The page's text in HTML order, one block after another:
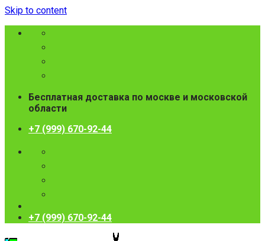
Skip to content
Бесплатная доставка по москве и московской
области
+7 (999) 670-92-44
+7 (999) 670-92-44